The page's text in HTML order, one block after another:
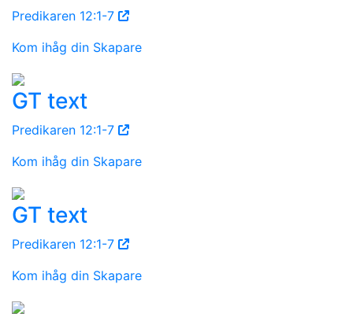
Predikaren 12:1-7
Kom ihåg din Skapare
GT text
Predikaren 12:1-7
Kom ihåg din Skapare
GT text
Predikaren 12:1-7
Kom ihåg din Skapare